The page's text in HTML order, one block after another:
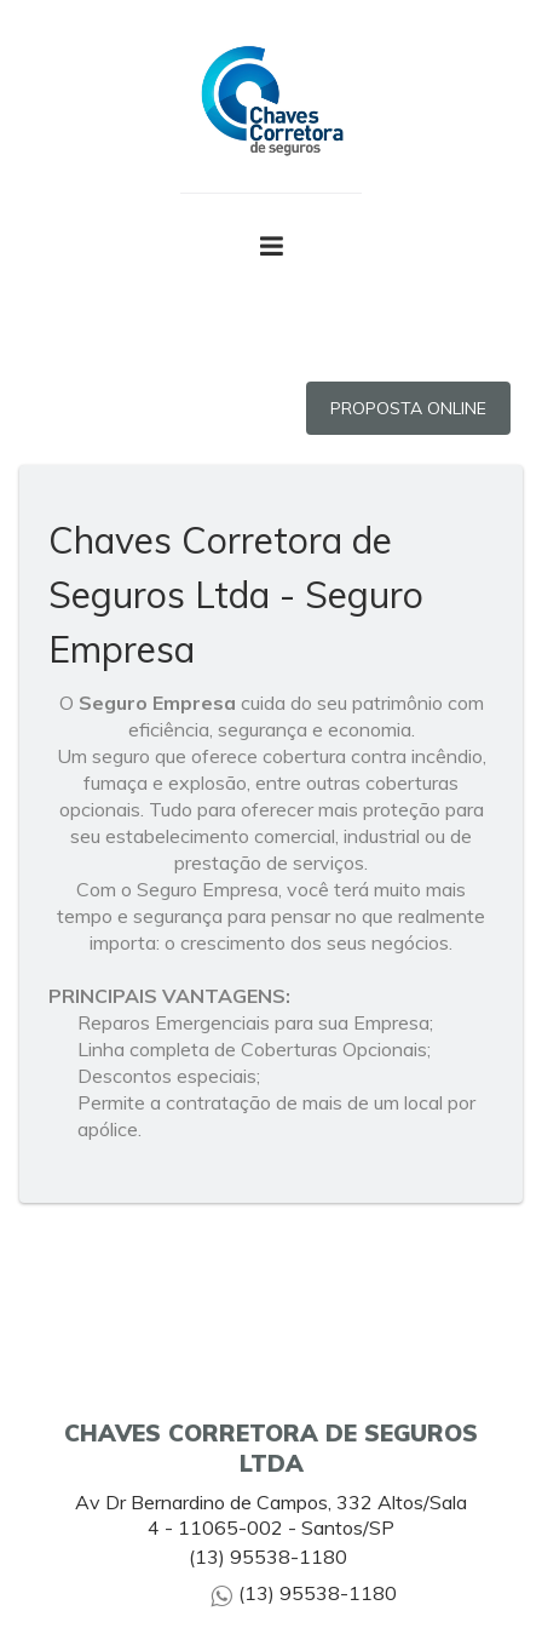
PROPOSTA ONLINE
Chaves Corretora de
Seguros Ltda - Seguro
Empresa
O Seguro Empresa cuida do seu patrimônio com
eficiência, segurança e economia.
Um seguro que oferece cobertura contra incêndio,
fumaça e explosão, entre outras coberturas
opcionais. Tudo para oferecer mais proteção para
seu estabelecimento comercial, industrial ou de
prestação de serviços.
Com o Seguro Empresa, você terá muito mais
tempo e segurança para pensar no que realmente
importa: o crescimento dos seus negócios.
PRINCIPAIS VANTAGENS:
Reparos Emergenciais para sua Empresa;
Linha completa de Coberturas Opcionais;
Descontos especiais;
Permite a contratação de mais de um local por
apólice.
CHAVES CORRETORA DE SEGUROS
LTDA
Av Dr Bernardino de Campos, 332 Altos/Sala
4 - 11065-002 - Santos/SP
(13) 95538-1180
(13) 95538-1180